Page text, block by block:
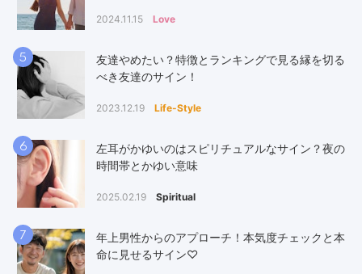
2024.11.15 Love
5
友達やめたい？特徴とランキングで見る縁を切る
べき友達のサイン！
2023.12.19 Life-Style
6
左耳がかゆいのはスピリチュアルなサイン？夜の
時間帯とかゆい意味
2025.02.19 Spiritual
7
年上男性からのアプローチ！本気度チェックと本
命に見せるサイン♡